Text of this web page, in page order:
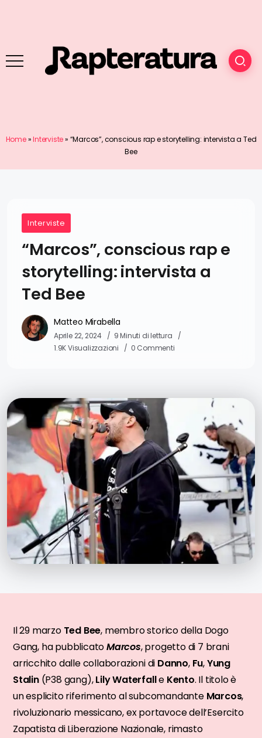
Home»Interviste» “Marcos”, conscious rap e storytelling: intervista a Ted
Bee
Interviste
“Marcos”, conscious rap e
storytelling: intervista a
Ted Bee
Matteo Mirabella
Aprile 22, 2024
9 Minuti di lettura
1.9K Visualizzazioni
0 Commenti
Il 29 marzo Ted Bee, membro storico della Dogo
Gang, ha pubblicatoMarcos, progetto di 7 brani
arricchito dalle collaborazioni di Danno, Fu,Yung
Stalin(P38 gang),Lily Waterfalle Kento. Il titolo è
un esplicito riferimento al subcomandante Marcos,
rivoluzionario messicano, ex portavoce dell’Esercito
Zapatista di Liberazione Nazionale, rimasto